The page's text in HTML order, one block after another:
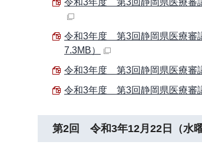
令和3年度 第3回静岡県医療審
令和3年度 第3回静岡県医療審
7.3MB）
令和3年度 第3回静岡県医療審
令和3年度 第3回静岡県医療審
第2回 令和3年12月22日（水曜